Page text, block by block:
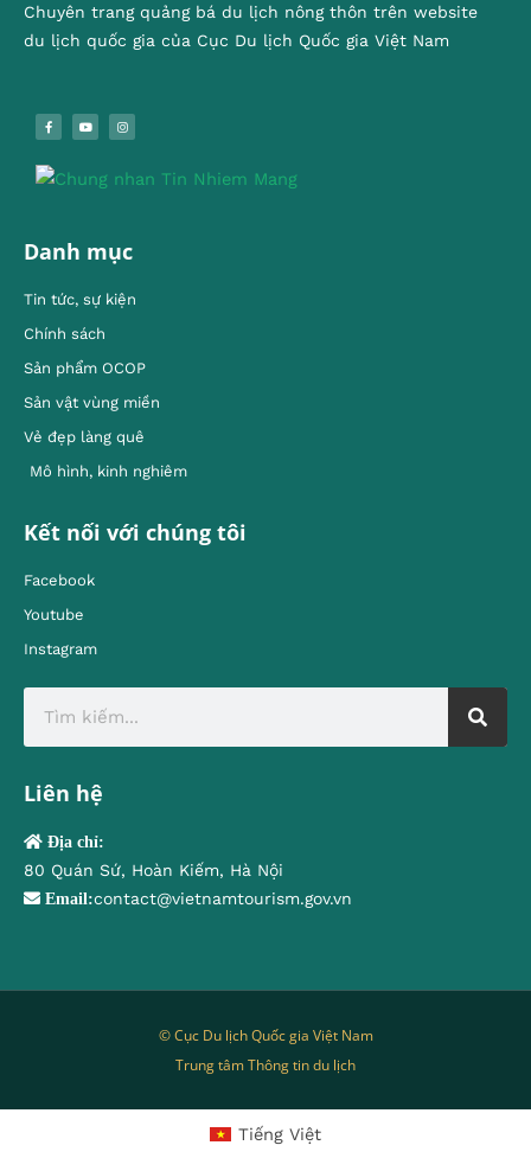
Chuyên trang quảng bá du lịch nông thôn trên website
du lịch quốc gia của Cục Du lịch Quốc gia Việt Nam
Danh mục
Tin tức, sự kiện
Chính sách
Sản phẩm OCOP
Sản vật vùng miền
Vẻ đẹp làng quê
Mô hình, kinh nghiêm
Kết nối với chúng tôi
Facebook
Youtube
Instagram
Liên hệ
Địa chỉ:
80 Quán Sứ, Hoàn Kiếm, Hà Nội
Email:contact@vietnamtourism.gov.vn
© Cục Du lịch Quốc gia Việt Nam
Trung tâm Thông tin du lịch
Tiếng Việt